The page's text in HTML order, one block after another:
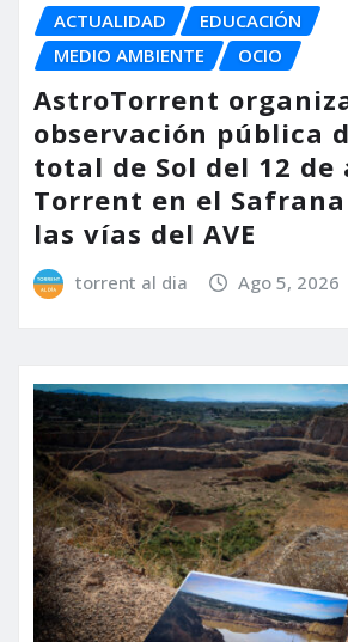
ACTUALIDAD
EDUCACIÓN
MEDIO AMBIENTE
OCIO
AstroTorrent
observación pública
total de Sol del 12 de
Torrent en el
las vías del AVE
torrent al dia Ago 5, 2026